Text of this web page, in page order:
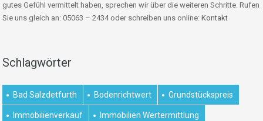
gutes Gefühl vermittelt haben, sprechen wir über die weiteren Schritte. Rufen
Sie uns gleich an: 05063 – 2434 oder schreiben uns online: Kontakt
Schlagwörter
Bad Salzdetfurth Bodenrichtwert Grundstückspreis
Immobilienverkauf Immobilien Wertermittlung